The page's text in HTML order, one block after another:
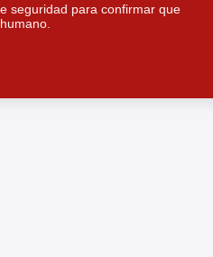
seguridad para confirmar que